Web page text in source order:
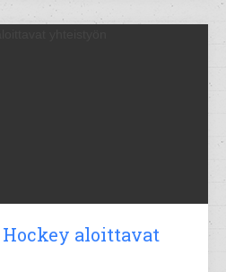
aloittavat